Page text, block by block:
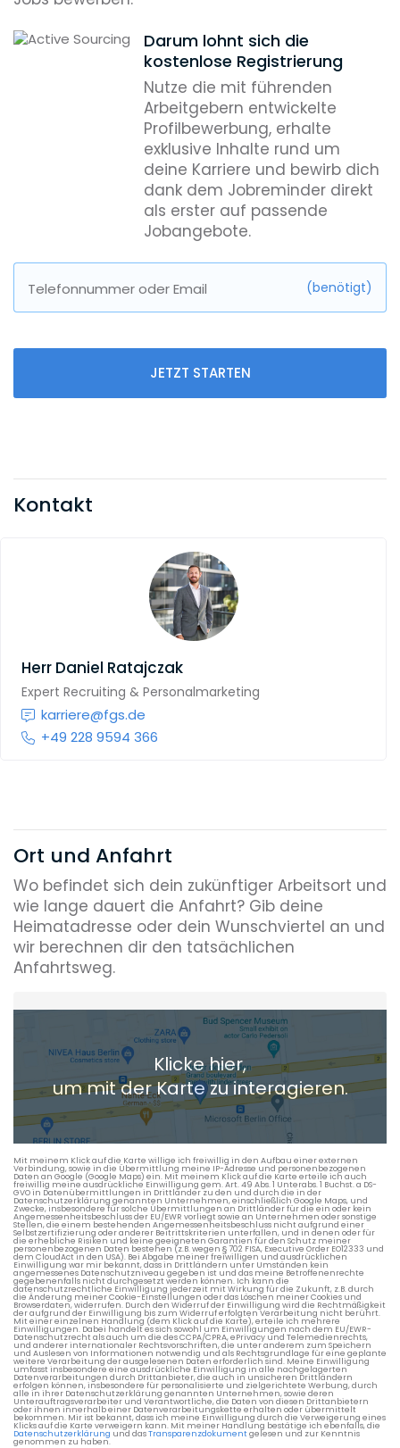
Darum lohnt sich die
kostenlose Registrierung
Nutze die mit führenden
Arbeitgebern entwickelte
Profilbewerbung, erhalte
exklusive Inhalte rund um
deine Karriere und bewirb dich
dank dem Jobreminder direkt
als erster auf passende
Jobangebote.
Telefonnummer oder Email (benötigt)
JETZT STARTEN
Kontakt
Herr Daniel Ratajczak
Expert Recruiting & Personalmarketing
karriere@fgs.de
+49 228 9594 366
Ort und Anfahrt
Wo befindet sich dein zukünftiger Arbeitsort und
wie lange dauert die Anfahrt? Gib deine
Heimatadresse oder dein Wunschviertel an und
wir berechnen dir den tatsächlichen
Anfahrtsweg.
Heimatadresse oder Wunschort
+ Aktuellen Standort hinzufügen
Die berechneten Anreisezeiten basieren auf den
Verkehrsdaten eines typischen Dienstag morgens um 8:30.
Klicke hier,
um mit der Karte zu interagieren.
Mit meinem Klick auf die Karte willige ich freiwillig in den Aufbau einer externen
Verbindung, sowie in die Übermittlung meine IP-Adresse und personenbezogenen
Daten an Google (Google Maps) ein. Mit meinem Klick auf die Karte erteile ich auch
freiwillig meine ausdrückliche Einwilligung gem. Art. 49 Abs. 1 Unterabs. 1 Buchst. a DS-
GVO in Datenübermittlungen in Drittländer zu den und durch die in der
Datenschutzerklärung genannten Unternehmen, einschließlich Google Maps, und
Zwecke, insbesondere für solche Übermittlungen an Drittländer für die ein oder kein
Angemessenheitsbeschluss der EU/EWR vorliegt sowie an Unternehmen oder sonstige
Stellen, die einem bestehenden Angemessenheitsbeschluss nicht aufgrund einer
Selbstzertifizierung oder anderer Beitrittskriterien unterfallen, und in denen oder für
die erhebliche Risiken und keine geeigneten Garantien für den Schutz meiner
personenbezogenen Daten bestehen (z.B. wegen § 702 FISA, Executive Order EO12333 und
dem CloudAct in den USA). Bei Abgabe meiner freiwilligen und ausdrücklichen
Einwilligung war mir bekannt, dass in Drittländern unter Umständen kein
angemessenes Datenschutzniveau gegeben ist und das meine Betroffenenrechte
gegebenenfalls nicht durchgesetzt werden können. Ich kann die
datenschutzrechtliche Einwilligung jederzeit mit Wirkung für die Zukunft, z.B. durch
die Änderung meiner Cookie-Einstellungen oder das Löschen meiner Cookies und
Browserdaten, widerrufen. Durch den Widerruf der Einwilligung wird die Rechtmäßigkeit
der aufgrund der Einwilligung bis zum Widerruf erfolgten Verarbeitung nicht berührt.
Mit einer einzelnen Handlung (dem Klick auf die Karte), erteile ich mehrere
Einwilligungen. Dabei handelt es sich sowohl um Einwilligungen nach dem EU/EWR-
Datenschutzrecht als auch um die des CCPA/CPRA, ePrivacy und Telemedienrechts,
und anderer internationaler Rechtsvorschriften, die unter anderem zum Speichern
und Auslesen von Informationen notwendig und als Rechtsgrundlage für eine geplante
weitere Verarbeitung der ausgelesenen Daten erforderlich sind. Meine Einwilligung
umfasst insbesondere eine ausdrückliche Einwilligung in alle nachgelagerten
Datenverarbeitungen durch Drittanbieter, die auch in unsicheren Drittländern
erfolgen können, insbesondere für personalisierte und zielgerichtete Werbung, durch
alle in ihrer Datenschutzerklärung genannten Unternehmen, sowie deren
Unterauftragsverarbeiter und Verantwortliche, die Daten von diesen Drittanbietern
oder ihnen innerhalb einer Datenverarbeitungskette erhalten oder übermittelt
bekommen. Mir ist bekannt, dass ich meine Einwilligung durch die Verweigerung eines
Klicks auf die Karte verweigern kann. Mit meiner Handlung bestätige ich ebenfalls, die
Datenschutzerklärung und dasTransparenzdokumentgelesen und zur Kenntnis
genommen zu haben.